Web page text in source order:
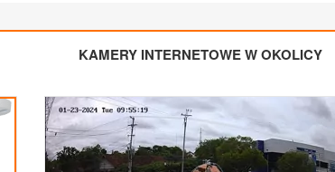
KAMERY INTERNETOWE W OKOLICY